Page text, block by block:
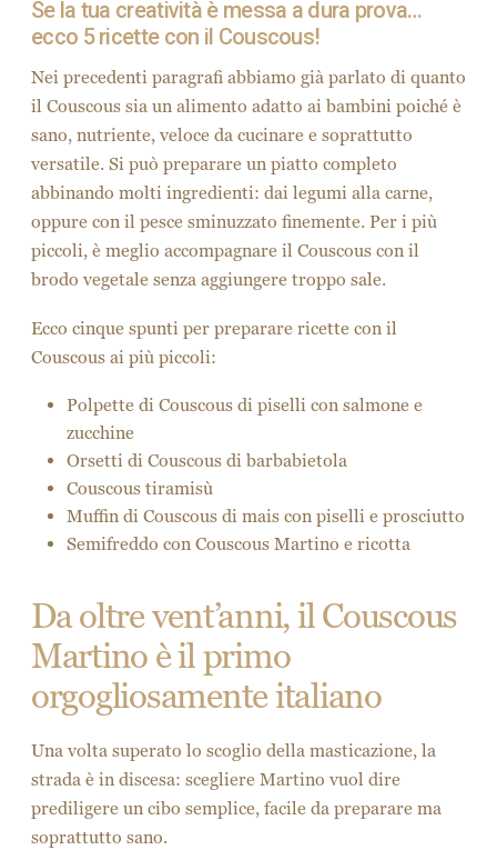
Se la tua creatività è messa a dura prova…
ecco 5 ricette con il Couscous!
Nei precedenti paragrafi abbiamo già parlato di quanto
il Couscous sia un alimento adatto ai bambini poiché è
sano, nutriente, veloce da cucinare e soprattutto
versatile. Si può preparare un piatto completo
abbinando molti ingredienti: dai legumi alla carne,
oppure con il pesce sminuzzato finemente. Per i più
piccoli, è meglio accompagnare il Couscous con il
brodo vegetale senza aggiungere troppo sale.
Ecco cinque spunti per preparare ricette con il
Couscous ai più piccoli:
Polpette di Couscous di piselli con salmone e
zucchine
Orsetti di Couscous di barbabietola
Couscous tiramisù
Muffin di Couscous di mais con piselli e prosciutto
Semifreddo con Couscous Martino e ricotta
Da oltre vent’anni, il Couscous
Martino è il primo
orgogliosamente italiano
Una volta superato lo scoglio della masticazione, la
strada è in discesa: scegliere Martino vuol dire
prediligere un cibo semplice, facile da preparare ma
soprattutto sano.